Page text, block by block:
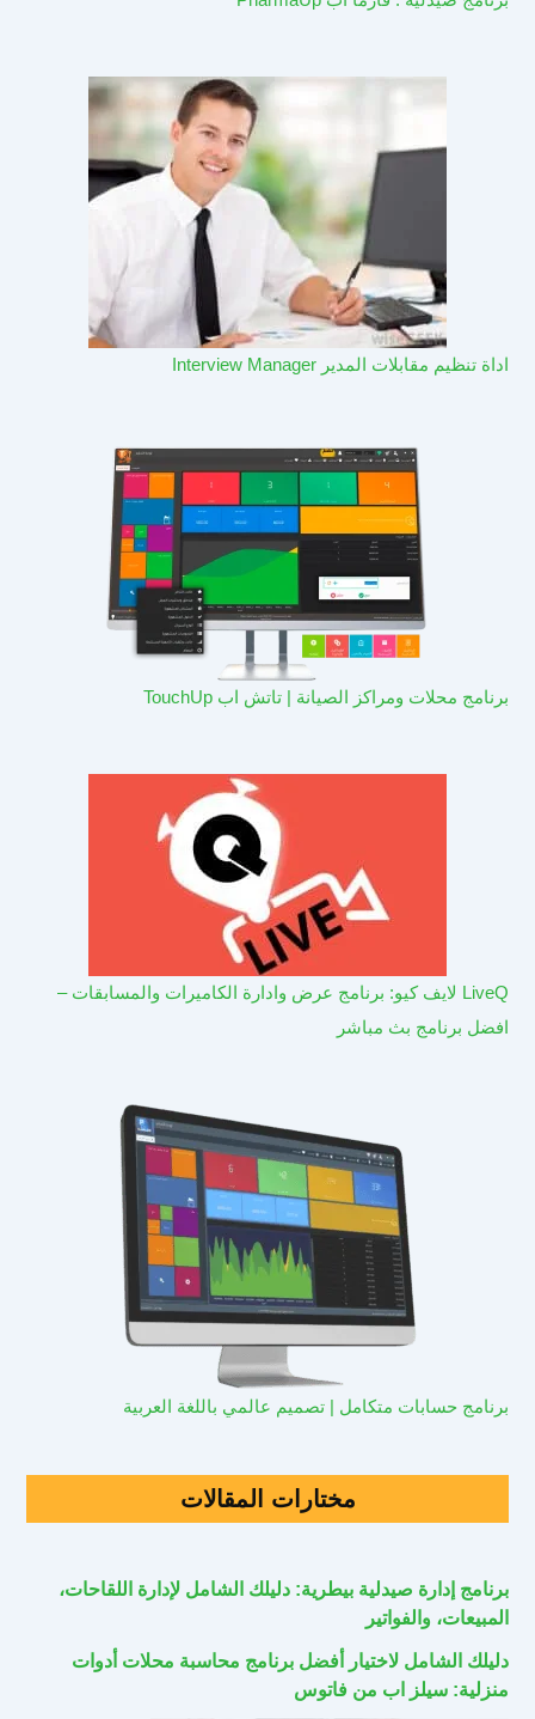
اداة تنظيم مقابلات المدير Interview Manager
برنامج محلات ومراكز الصيانة | تاتش اب TouchUp
LiveQ لايف كيو: برنامج عرض وادارة الكاميرات والمسابقات –
افضل برنامج بث مباشر
برنامج حسابات متكامل | تصميم عالمي باللغة العربية
مختارات المقالات
برنامج إدارة صيدلية بيطرية: دليلك الشامل لإدارة اللقاحات،
المبيعات، والفواتير
دليلك الشامل لاختيار أفضل برنامج محاسبة محلات أدوات
منزلية: سيلز اب من فاتوس